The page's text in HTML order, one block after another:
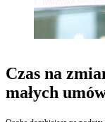
Czas na
małych